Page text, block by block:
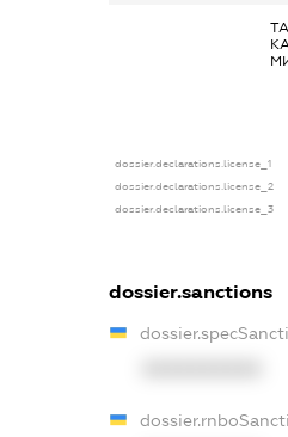
dossier.declarations.license_1
dossier.declarations.license_2
dossier.declarations.license_3
dossier.sanctions